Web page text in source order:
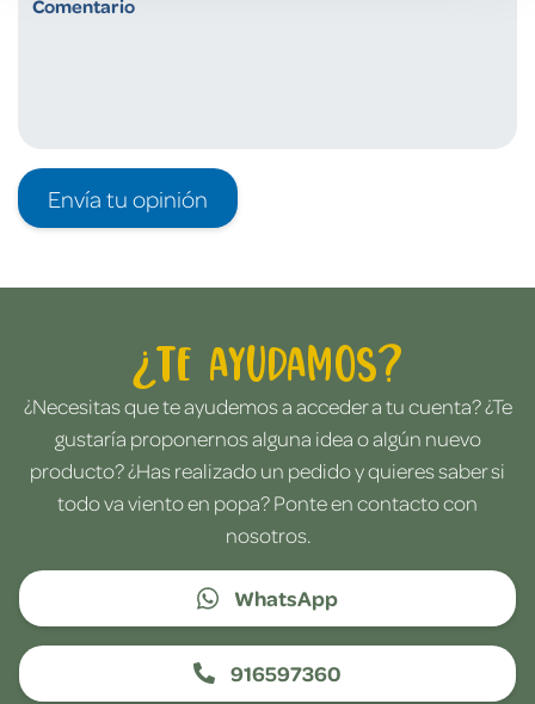
Envía tu opinión
¿Te ayudamos?
¿Necesitas que te ayudemos a acceder a tu cuenta? ¿Te
gustaría proponernos alguna idea o algún nuevo
producto? ¿Has realizado un pedido y quieres saber si
todo va viento en popa? Ponte en contacto con
nosotros.
WhatsApp
916597360